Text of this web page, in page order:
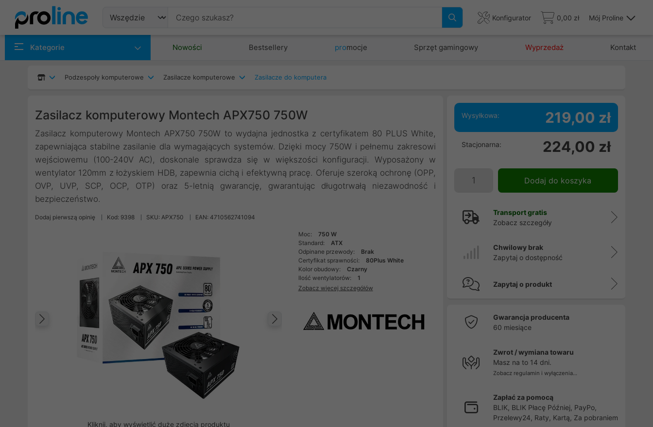
Konfigurator 0,00 zł Mój Proline
Kategorie Nowości Bestsellery promocje Sprzęt gamingowy Wyprzedaż Kontakt
Podzespoły komputerowe Zasilacze komputerowe Zasilacze do komputera
Zasilacz komputerowy Montech APX750 750W
Zasilacz komputerowy Montech APX750 750W to wydajna jednostka z certyfikatem 80 PLUS White,
zapewniająca stabilne zasilanie dla wymagających systemów. Dzięki mocy 750W i pełnemu zakresowi
wejściowemu (100-240V AC), doskonale sprawdza się w większości konfiguracji. Wyposażony w
wentylator 120mm z łożyskiem HDB, zapewnia cichą i efektywną pracę. Oferuje szeroką ochronę (OPP,
OVP, UVP, SCP, OCP, OTP) oraz 5-letnią gwarancję, gwarantując długotrwałą niezawodność i
bezpieczeństwo.
Dodaj pierwszą opinię Kod: 9398 SKU: APX750 EAN: 4710562741094
Następny
Poprzedni
Kliknij, aby wyświetlić duże zdjęcia produktu
Moc:
750 W
Standard:
ATX
Odpinane przewody:
Brak
Certyfikat sprawności:
80Plus White
Kolor obudowy:
Czarny
Ilość wentylatorów:
1
Zobacz więcej szczegółów
Wysyłkowa: 219,00 zł
Stacjonarna: 224,00 zł
Dodaj do koszyka
Transport gratis
Zobacz szczegóły
Chwilowy brak
Zapytaj o dostępność
Zapytaj o produkt
Gwarancja producenta
60 miesiące
Zwrot / wymiana towaru
Masz na to 14 dni.
Zobacz regulamin i wyłączenia...
Zapłać za pomocą
BLIK, BLIK Płacę Później, PayPo,
Przelewy24, Raty, Kartą, Za pobraniem